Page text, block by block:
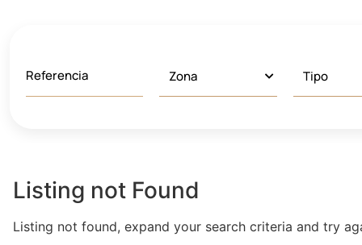
Listing not Found
Listing not found, expand your search criteria and try